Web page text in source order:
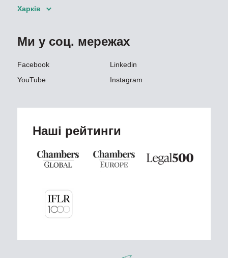
Харків
Ми у соц. мережах
Facebook
Linkedin
YouTube
Instagram
Наші рейтинги